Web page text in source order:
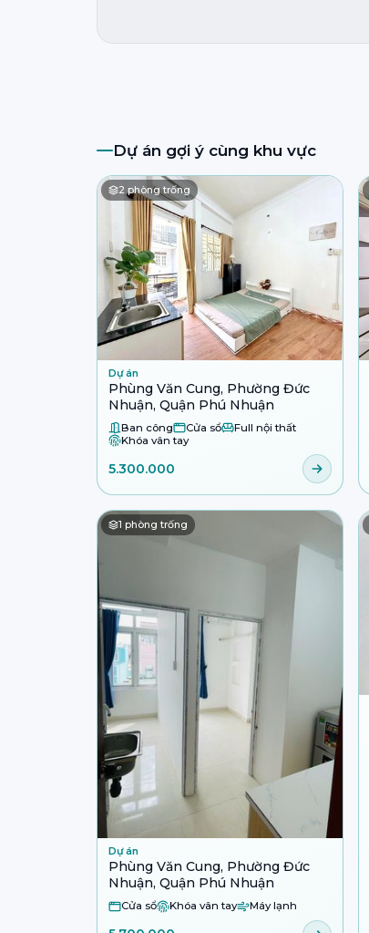
Dự án gợi ý cùng khu vực
2 phòng trống
Dự án
Phùng Văn Cung, Phường Đức
Nhuận, Quận Phú Nhuận
Ban công Cửa sổ
Full nội thất
Khóa vân tay
5.300.000
1 phòng trống
Dự án
Phùng Văn Cung, Phường Đức
Nhuận, Quận Phú Nhuận
Cửa sổ Khóa vân tay Máy lạnh